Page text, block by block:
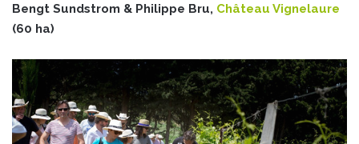
Bengt Sundstrom & Philippe Bru, Château Vignelaure
(60 ha)